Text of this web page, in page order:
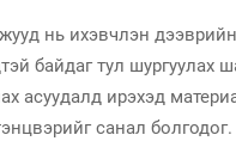
нь ихэвчлэн
байдаг тул
асуудалд ирэхэд
санал